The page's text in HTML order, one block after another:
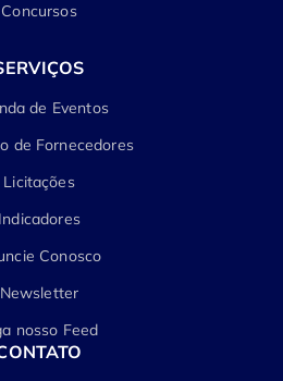
Concursos
de Eventos
de Fornecedores
Licitações
Indicadores
Conosco
Newsletter
nosso Feed